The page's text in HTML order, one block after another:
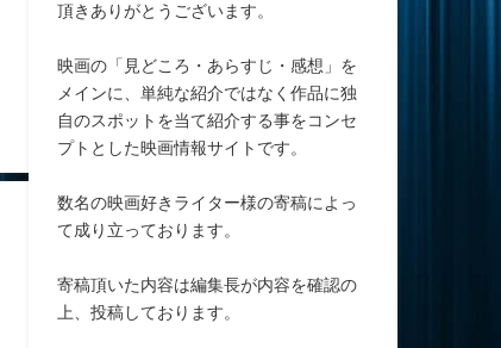
頂きありがとうございます。
映画の「見どころ・あらすじ・感想」を
メインに、単純な紹介ではなく作品に独
自のスポットを当て紹介する事をコンセ
プトとした映画情報サイトです。
数名の映画好きライター様の寄稿によっ
て成り立っております。
寄稿頂いた内容は編集長が内容を確認の
上、投稿しております。